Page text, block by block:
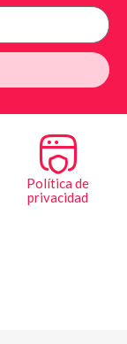
Política de
privacidad